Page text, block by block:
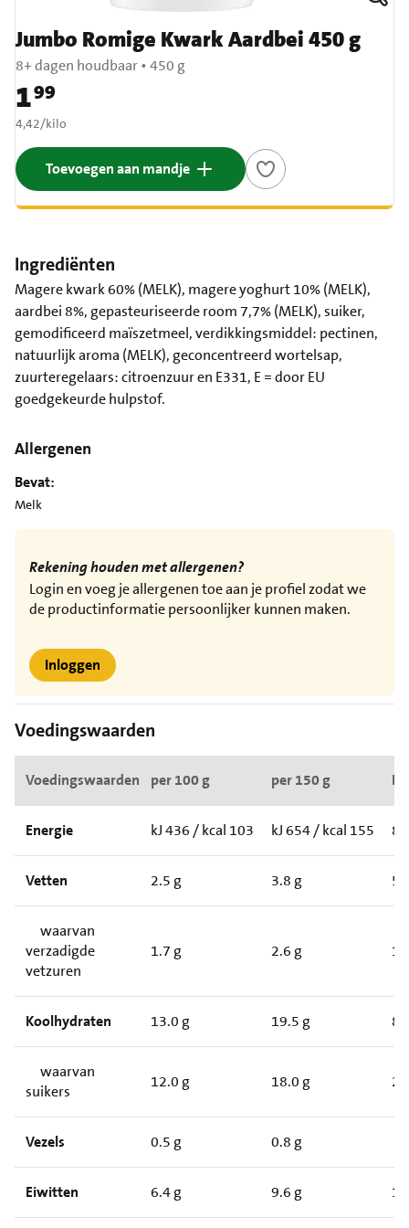
Jumbo Romige Kwark Aardbei 450 g
8+ dagen houdbaar•450 g
Prijs: € 1,99
199
€ 4,42 per kilo
4,42/kilo
Toevoegen aan mandje
Ingrediënten
Magere kwark 60% (MELK), magere yoghurt 10% (MELK),
aardbei 8%, gepasteuriseerde room 7,7% (MELK), suiker,
gemodificeerd maïszetmeel, verdikkingsmiddel: pectinen,
natuurlijk aroma (MELK), geconcentreerd wortelsap,
zuurteregelaars: citroenzuur en E331, E = door EU
goedgekeurde hulpstof.
Allergenen
Bevat:
Melk
Rekening houden met allergenen?
Login en voeg je allergenen toe aan je profiel zodat we
de productinformatie persoonlijker kunnen maken.
Inloggen
Voedingswaarden
Voedingswaarden per 100 g per 150 g RI*
Energie kJ 436 / kcal 103 kJ 654 / kcal 155
Vetten 2.5 g 3.8 g
waarvan
verzadigde
vetzuren
1.7 g 2.6 g
Koolhydraten 13.0 g 19.5 g
waarvan
suikers
12.0 g 18.0 g
Vezels 0.5 g 0.8 g
Eiwitten 6.4 g 9.6 g